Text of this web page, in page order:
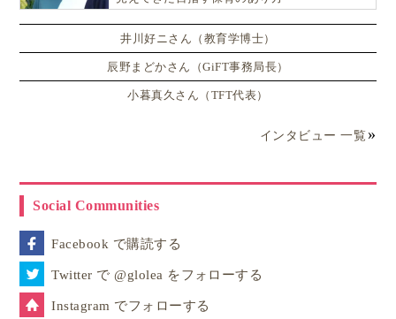
井川好ニさん（教育学博士）
辰野まどかさん（GiFT事務局長）
小暮真久さん（TFT代表）
インタビュー 一覧
Social Communities
Facebook で購読する
Twitter で @glolea をフォローする
Instagram でフォローする